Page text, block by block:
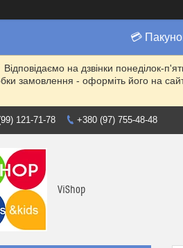
💳
Відповідаємо на дзвінки понеділок-
замовлення - оформіть його на
121-71-78 +380 (97) 755-48-48
ViShop